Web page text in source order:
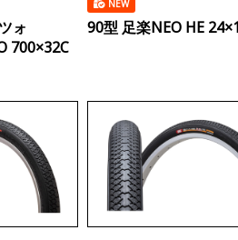
ォ
700×32C
NEW
90型 足楽NEO HE